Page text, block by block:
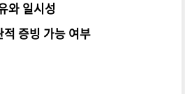
와 일시성
적 증빙 가능 여부